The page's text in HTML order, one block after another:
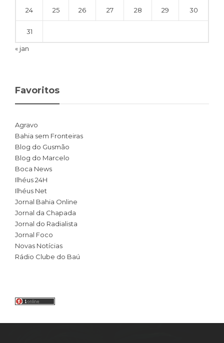
24 25 26 27 28 29 30
31
« jan
Favoritos
Agravo
Bahia sem Fronteiras
Blog do Gusmão
Blog do Marcelo
Boca News
Ilhéus 24H
Ilhéus Net
Jornal Bahia Online
Jornal da Chapada
Jornal do Radialista
Jornal Foco
Novas Notícias
Rádio Clube do Baú